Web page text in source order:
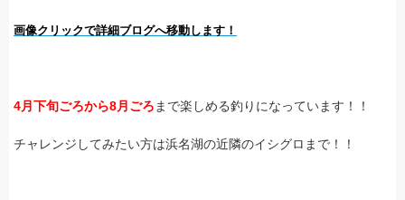
画像クリックで詳細ブログへ移動します！
4月下旬ごろから8月ごろ まで楽しめる釣りになっています！！
チャレンジしてみたい方は浜名湖の近隣のイシグロまで！！